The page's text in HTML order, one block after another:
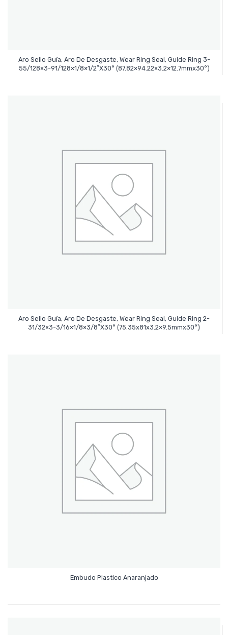
Aro Sello Guía, Aro De Desgaste, Wear Ring Seal, Guide Ring 3-
55/128×3-91/128×1/8×1/2″x30° (87.82×94.22×3.2×12.7mmx30°)
Leer Más
Aro Sello Guía, Aro De Desgaste, Wear Ring Seal, Guide Ring 2-
31/32×3-3/16×1/8×3/8″x30° (75.35x81x3.2×9.5mmx30°)
Leer Más
Embudo Plastico Anaranjado